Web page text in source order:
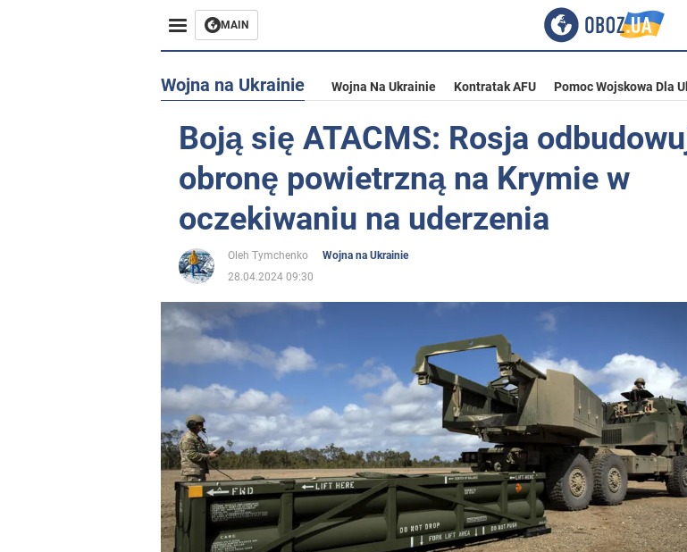
MAIN
Wojna na Ukrainie Wojna Na Ukrainie Kontratak AFU Pomoc Wojskowa Dla
Boją się ATACMS: Rosja
obronę powietrzną na Krymie w
oczekiwaniu na uderzenia
Oleh Tymchenko
Wojna na Ukrainie
28.04.2024 09:30